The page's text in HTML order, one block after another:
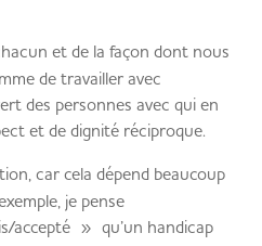
et de la façon dont nous
de travailler avec
des personnes avec qui en
et de dignité réciproque.
car cela dépend beaucoup
je pense
accepté » qu’un handicap